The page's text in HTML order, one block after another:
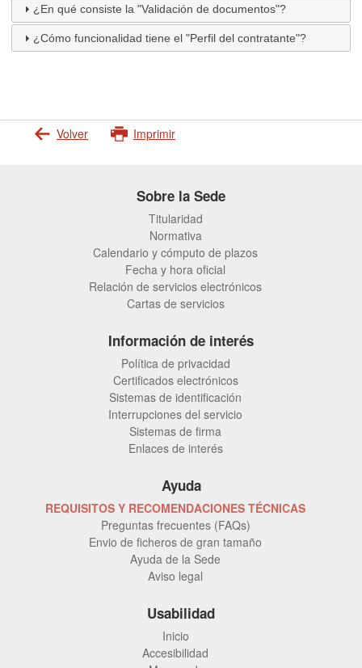
¿En qué consiste la "Validación de documentos"?
¿Cómo funcionalidad tiene el "Perfil del contratante"?
Volver Imprimir
Sobre la Sede
Titularidad
Normativa
Calendario y cómputo de plazos
Fecha y hora oficial
Relación de servicios electrónicos
Cartas de servicios
Información de interés
Política de privacidad
Certificados electrónicos
Sistemas de identificación
Interrupciones del servicio
Sistemas de firma
Enlaces de interés
Ayuda
REQUISITOS Y RECOMENDACIONES TÉCNICAS
Preguntas frecuentes (FAQs)
Envio de ficheros de gran tamaño
Ayuda de la Sede
Aviso legal
Usabilidad
Inicio
Accesibilidad